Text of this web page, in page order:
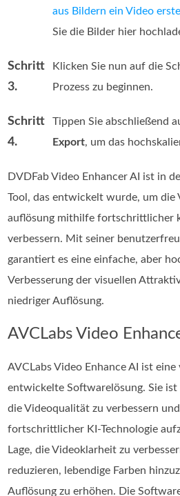
aus Bildern ein Video
Sie die Bilder hier
Schritt
3.
Klicken Sie nun auf die
Prozess zu beginnen.
Schritt
4.
Tippen Sie abschließend
Export, um das
DVDFab Video Enhancer AI ist in
Tool, das entwickelt wurde, um die
auflösung mithilfe fortschrittlicher
verbessern. Mit seiner
garantiert es eine einfache, aber
Verbesserung der visuellen
niedriger Auflösung.
AVCLabs Video
AVCLabs Video Enhance AI ist eine
entwickelte Softwarelösung. Sie
die Videoqualität zu verbessern
fortschrittlicher KI-Technologie
Lage, die Videoklarheit zu
reduzieren, lebendige Farben
Auflösung zu erhöhen. Die